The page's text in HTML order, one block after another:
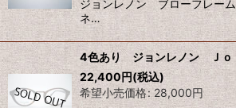
ジョンレノン ブローフレーム
ネ…
4色あり ジョンレノン Ｊ
22,400円(税込)
希望小売価格: 28,000円